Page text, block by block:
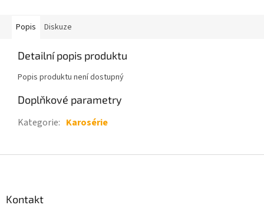
Popis Diskuze
Detailní popis produktu
Popis produktu není dostupný
Doplňkové parametry
Kategorie: Karosérie
Kontakt